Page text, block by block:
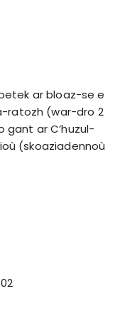
ar bloaz-se e
ratozh (war-dro 2
gant ar C’huzul-
(skoaziadennoù